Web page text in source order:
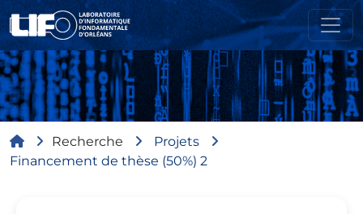
Aller au contenu principal
Fil d'Ariane
Recherche
Projets
Financement de thèse (50%) 2